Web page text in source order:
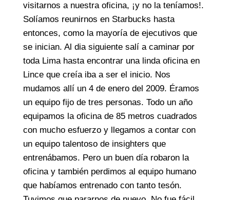
visitarnos a nuestra oficina, ¡y no la teníamos!.
Solíamos reunirnos en Starbucks hasta
entonces, como la mayoría de ejecutivos que
se inician. Al dia siguiente salí a caminar por
toda Lima hasta encontrar una linda oficina en
Lince que creía iba a ser el inicio. Nos
mudamos allí un 4 de enero del 2009. Éramos
un equipo fijo de tres personas. Todo un año
equipamos la oficina de 85 metros cuadrados
con mucho esfuerzo y llegamos a contar con
un equipo talentoso de insighters que
entrenábamos. Pero un buen día robaron la
oficina y también perdimos al equipo humano
que habíamos entrenado con tanto tesón.